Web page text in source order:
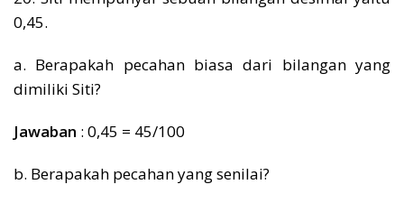
0,45.
a. Berapakah pecahan biasa dari bilangan yang
dimiliki Siti?
Jawaban : 0,45 = 45/100
b. Berapakah pecahan yang senilai?